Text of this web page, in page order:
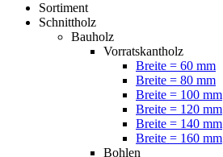
Sortiment
Schnittholz
Bauholz
Vorratskantholz
Breite = 60 mm
Breite = 80 mm
Breite = 100 mm
Breite = 120 mm
Breite = 140 mm
Breite = 160 mm
Bohlen